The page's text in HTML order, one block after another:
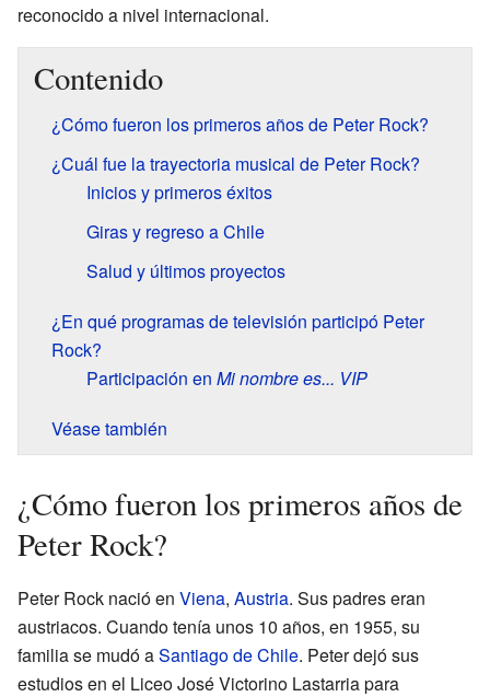
reconocido a nivel internacional.
Contenido
¿Cómo fueron los primeros años de Peter Rock?
¿Cuál fue la trayectoria musical de Peter Rock?
Inicios y primeros éxitos
Giras y regreso a Chile
Salud y últimos proyectos
¿En qué programas de televisión participó Peter
Rock?
Participación en Mi nombre es... VIP
Véase también
¿Cómo fueron los primeros años de
Peter Rock?
Peter Rock nació en Viena, Austria. Sus padres eran
austriacos. Cuando tenía unos 10 años, en 1955, su
familia se mudó aSantiago de Chile. Peter dejó sus
estudios en el Liceo José Victorino Lastarria para